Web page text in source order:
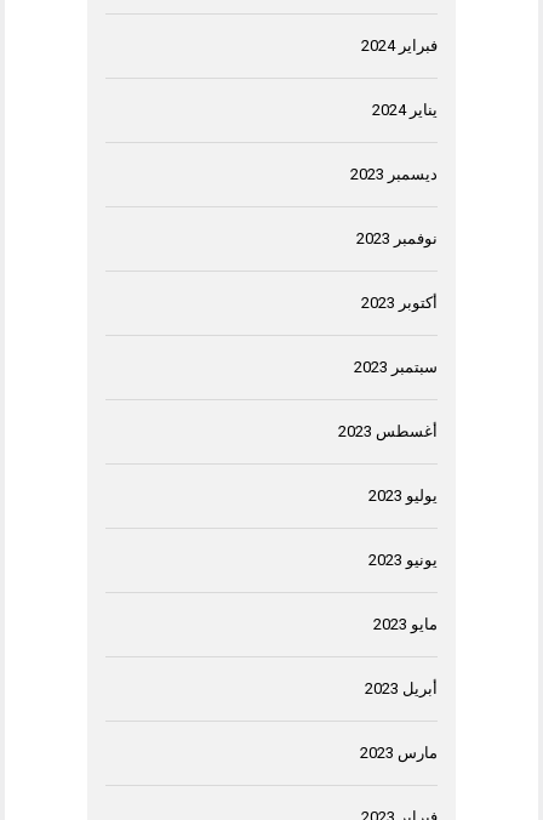
فبراير 2024
يناير 2024
ديسمبر 2023
نوفمبر 2023
أكتوبر 2023
سبتمبر 2023
أغسطس 2023
يوليو 2023
يونيو 2023
مايو 2023
أبريل 2023
مارس 2023